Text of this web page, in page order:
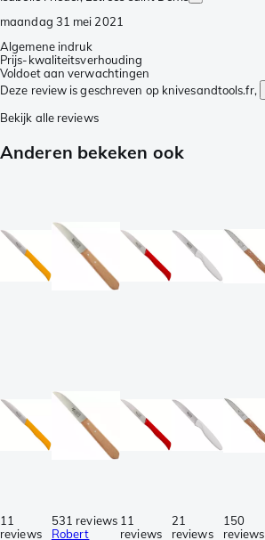
maandag 31 mei 2021
Algemene indruk
Prijs-kwaliteitsverhouding
Voldoet aan verwachtingen
Deze review is geschreven op knivesandtools.fr,
Bekijk alle reviews
Anderen bekeken ook
11
reviews
531 reviews
Robert
11
reviews
21
reviews
150
reviews